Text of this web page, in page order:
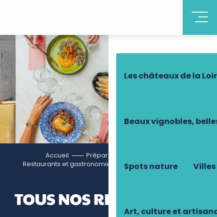
Découvrir la
Les châteaux de la
Beaux vignobles,
Spots nature
Art, culture et
Accueil
Préparer votre séjour
Restaurants et gastronomie
Tous nos restaurants
TOUS NOS RESTAURANTS